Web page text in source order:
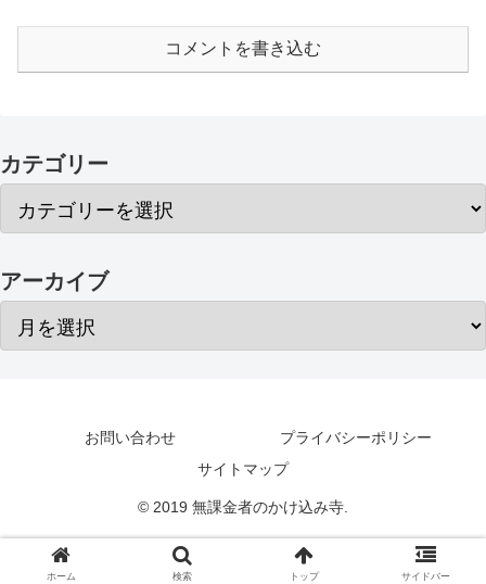
コメントを書き込む
カテゴリー
アーカイブ
お問い合わせ
プライバシーポリシー
サイトマップ
© 2019 無課金者のかけ込み寺.
ホーム 検索 トップ サイドバー